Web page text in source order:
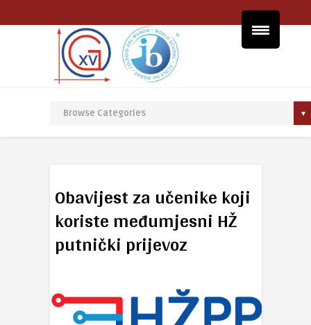
Obavijest za učenike koji
koriste međumjesni HŽ
putnički prijevoz